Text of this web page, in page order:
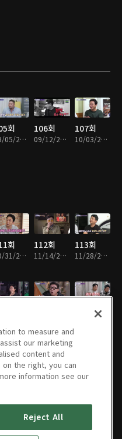
회
09/05/2023 • 1시간 10분
106회
09/12/2023 • 1시간 11분
107회
10/03/2023 • 1시간 3분
회
10/31/2023 • 1시간 12분
112회
11/14/2023 • 1시간 11분
113회
11/28/2023 • 1시간 12분
119회
회 124회 125회
to measure and
our marketing
content and
the right, you can
information see our
Reject All